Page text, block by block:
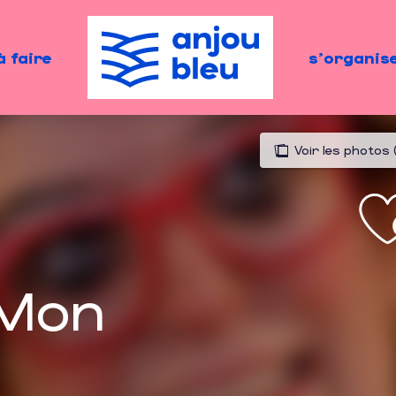
faire
Voir les photos